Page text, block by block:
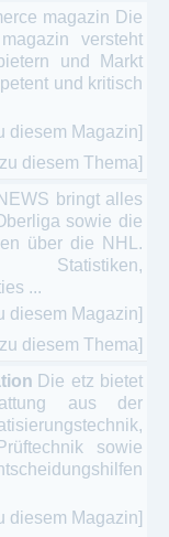
magazin Die
versteht
und Markt
und kritisch
diesem Magazin]
diesem Thema]
bringt alles
sowie die
über die NHL.
...
diesem Magazin]
diesem Thema]
Die etz bietet
aus der
sowie
diesem Magazin]